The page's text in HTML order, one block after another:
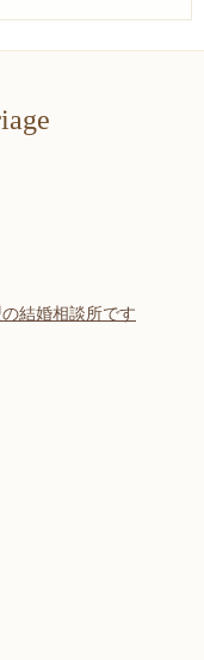
結婚相談所です